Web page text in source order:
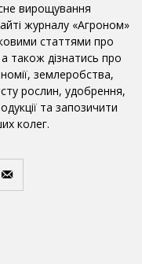
вирощування
журналу «Агроном»
статтями про
також дізнатись про
землеробства,
рослин, удобрення,
та запозичити
колег.